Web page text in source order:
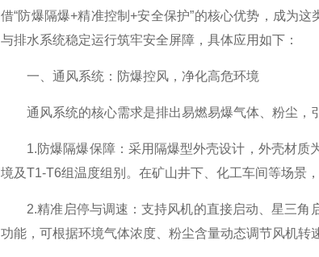
借“防爆隔爆+精准控制+安全保护”的核心优势，成为
与排水系统稳定运行筑牢安全屏障，具体应用如下：
一、通风系统：防爆控风，净化高危环境
通风系统的核心需求是排出易燃易爆气体、粉尘，
1.防爆隔爆保障：采用隔爆型外壳设计，外壳材质
境及T1-T6组温度组别。在矿山井下、化工车间等场景
2.精准启停与调速：支持风机的直接启动、星三角
功能，可根据环境气体浓度、粉尘含量动态调节风机转